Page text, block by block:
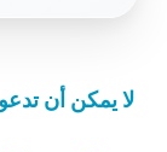
لا يمكن أن